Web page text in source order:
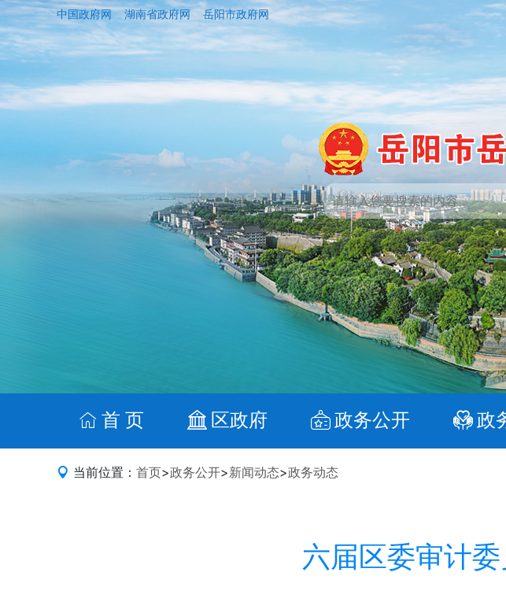
中国政府网 湖南省政府网 岳阳市政府网
首 页 区政府 政务公开 政
当前位置： 首页>政务公开>新闻动态>政务动态
六届区委审计